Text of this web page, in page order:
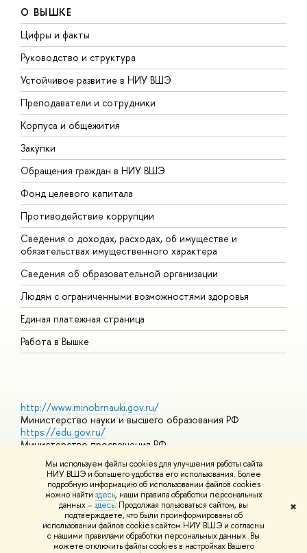
Мы используем файлы cookies для улучшения работы сайта
НИУ ВШЭ и большего удобства его использования. Более
подробную информацию об использовании файлов cookies
можно найти здесь, наши правила обработки персональных
данных –здесь. Продолжая пользоваться сайтом, вы
подтверждаете, что были проинформированы об
использовании файлов cookies сайтом НИУ ВШЭ и согласны
с нашими правилами обработки персональных данных. Вы
можете отключить файлы cookies в настройках Вашего
✖
О ВЫШКЕ
Цифры и факты
Руководство и структура
Устойчивое развитие в НИУ ВШЭ
Преподаватели и сотрудники
Корпуса и общежития
Закупки
Обращения граждан в НИУ ВШЭ
Фонд целевого капитала
Противодействие коррупции
Сведения о доходах, расходах, об имуществе и
обязательствах имущественного характера
Сведения об образовательной организации
Людям с ограниченными возможностями здоровья
Единая платежная страница
Работа в Вышке
http://www.minobrnauki.gov.ru/
Министерство науки и высшего образования РФ
https://edu.gov.ru/
Министерство просвещения РФ
https://elearning.hse.ru/mooc
Массовые открытые онлайн-курсы
© НИУ ВШЭ 1993–2026 Адреса и контактыУсловия
использования материалов Политика конфиденциальности
Шрифты HSE Sans и HSE Slab разработаны вШколе дизайна НИУ